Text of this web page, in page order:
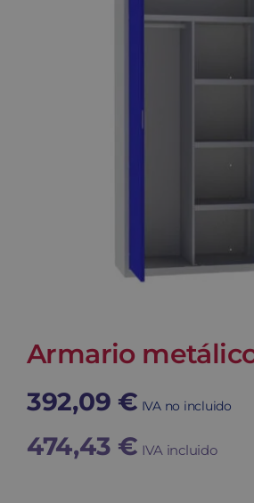
Armario
392,09 € IVA no incluido
474,43 € IVA incluido